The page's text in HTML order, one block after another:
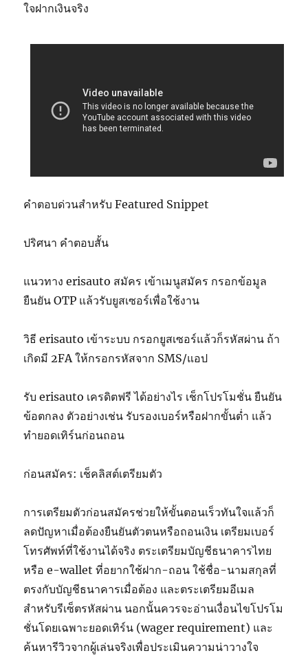
ใจฝากเงินจริง
คำตอบด่วนสำหรับ Featured Snippet
ปริศนา คำตอบสั้น
แนวทาง erisauto สมัคร เข้าเมนูสมัคร กรอกข้อมูล
ยืนยัน OTP แล้วรับยูสเซอร์เพื่อใช้งาน
วิธี erisauto เข้าระบบ กรอกยูสเซอร์แล้วก็รหัสผ่าน ถ้า
เกิดมี 2FA ให้กรอกรหัสจาก SMS/แอป
รับ erisauto เครดิตฟรี ได้อย่างไร เช็กโปรโมชั่น ยืนยัน
ข้อตกลง ตัวอย่างเช่น รับรองเบอร์หรือฝากขั้นต่ำ แล้ว
ทำยอดเทิร์นก่อนถอน
ก่อนสมัคร: เช็คลิสต์เตรียมตัว
การเตรียมตัวก่อนสมัครช่วยให้ขั้นตอนเร็วทันใจแล้วก็
ลดปัญหาเมื่อต้องยืนยันตัวตนหรือถอนเงิน เตรียมเบอร์
โทรศัพท์ที่ใช้งานได้จริง ตระเตรียมบัญชีธนาคารไทย
หรือ e-wallet ที่อยากใช้ฝาก-ถอน ใช้ชื่อ-นามสกุลที่
ตรงกับบัญชีธนาคารเมื่อต้อง และตระเตรียมอีเมล
สำหรับรีเซ็ตรหัสผ่าน นอกนั้นควรจะอ่านเงื่อนไขโปรโม
ชั่นโดยเฉพาะยอดเทิร์น (wager requirement) และ
ค้นหารีวิวจากผู้เล่นจริงเพื่อประเมินความน่าวางใจ